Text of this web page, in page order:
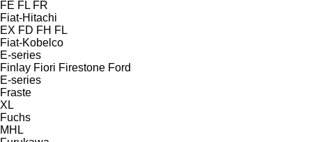
FE FL FR
Fiat-Hitachi
EX FD FH FL
Fiat-Kobelco
E-series
Finlay Fiori Firestone Ford
E-series
Fraste
XL
Fuchs
MHL